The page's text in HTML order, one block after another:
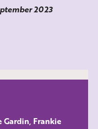
2023
Gardin, Frankie